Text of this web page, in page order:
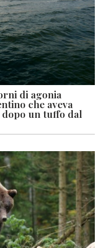
di agonia
che aveva
un tuffo dal